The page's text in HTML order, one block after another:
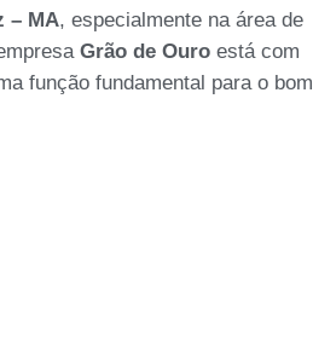
– MA, especialmente na área de
Grão de Ouro está com
função fundamental para o bom